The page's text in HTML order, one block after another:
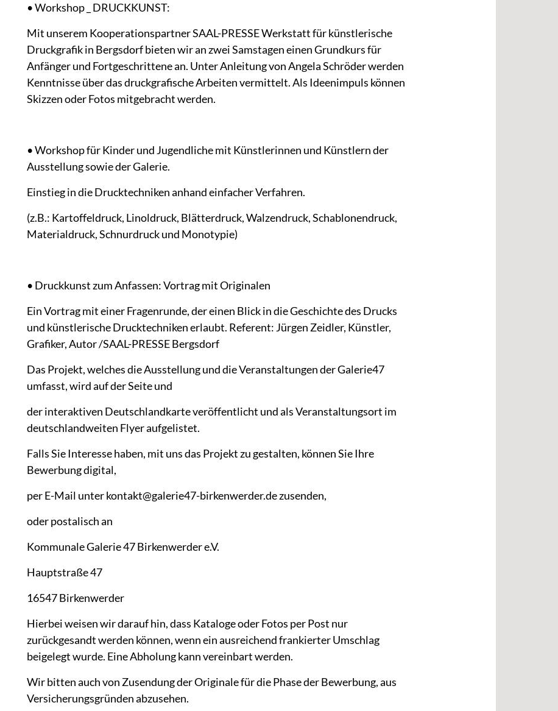
• Workshop _ DRUCKKUNST:
Mit unserem Kooperationspartner SAAL-PRESSE Werkstatt für künstlerische
Druckgrafik in Bergsdorf bieten wir an zwei Samstagen einen Grundkurs für
Anfänger und Fortgeschrittene an. Unter Anleitung von Angela Schröder werden
Kenntnisse über das druckgrafische Arbeiten vermittelt. Als Ideenimpuls können
Skizzen oder Fotos mitgebracht werden.
• Workshop für Kinder und Jugendliche mit Künstlerinnen und Künstlern der
Ausstellung sowie der Galerie.
Einstieg in die Drucktechniken anhand einfacher Verfahren.
(z.B.: Kartoffeldruck, Linoldruck, Blätterdruck, Walzendruck, Schablonendruck,
Materialdruck, Schnurdruck und Monotypie)
• Druckkunst zum Anfassen: Vortrag mit Originalen
Ein Vortrag mit einer Fragenrunde, der einen Blick in die Geschichte des Drucks
und künstlerische Drucktechniken erlaubt. Referent: Jürgen Zeidler, Künstler,
Grafiker, Autor /SAAL-PRESSE Bergsdorf
Das Projekt, welches die Ausstellung und die Veranstaltungen der Galerie47
umfasst, wird auf der Seite und
der interaktiven Deutschlandkarte veröffentlicht und als Veranstaltungsort im
deutschlandweiten Flyer aufgelistet.
Falls Sie Interesse haben, mit uns das Projekt zu gestalten, können Sie Ihre
Bewerbung digital,
per E-Mail unter kontakt@galerie47-birkenwerder.de zusenden,
oder postalisch an
Kommunale Galerie 47 Birkenwerder e.V.
Hauptstraße 47
16547 Birkenwerder
Hierbei weisen wir darauf hin, dass Kataloge oder Fotos per Post nur
zurückgesandt werden können, wenn ein ausreichend frankierter Umschlag
beigelegt wurde. Eine Abholung kann vereinbart werden.
Wir bitten auch von Zusendung der Originale für die Phase der Bewerbung, aus
Versicherungsgründen abzusehen.